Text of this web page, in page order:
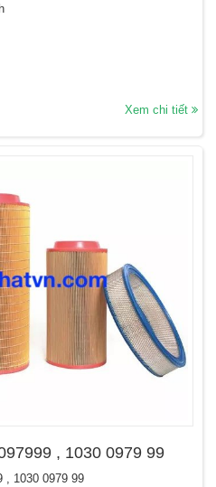
Xem chi tiết
, 1030 0979 99
, 1030 0979 99